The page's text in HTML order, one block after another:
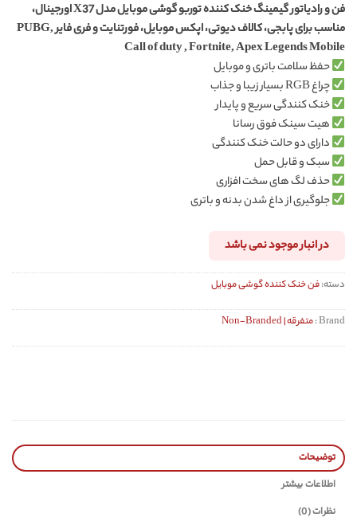
فن و رادیاتور گیمینگ خنک کننده توربو گوشی موبایل مدل X37 اورجینال،
مناسب برای پابجی، کالاف دیوتی، اپکس موبایل، فورتنایت و فری فایر PUBG,
Call of duty , Fortnite, Apex Legends Mobile
حفظ سلامت باتری و موبایل
چراغ RGB بسیار زیبا و جذاب
خنک کنندگی سریع و پایدار
هیت سینک فوق رسانا
دارای دو حالت خنک کنندگی
سبک و قابل حمل
حذف لگ های سخت افزاری
جلوگیری از داغ شدن بدنه و باتری
در انبار موجود نمی باشد
دسته:فن خنک کننده گوشی موبایل
Brand : متفرقه | Non-Branded
توضیحات
اطلاعات بیشتر
نظرات (0)